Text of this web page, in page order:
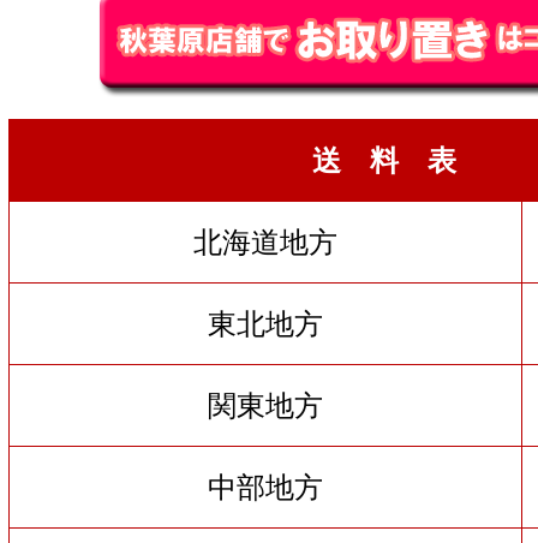
送 料 表
北海道地方
東北地方
関東地方
中部地方